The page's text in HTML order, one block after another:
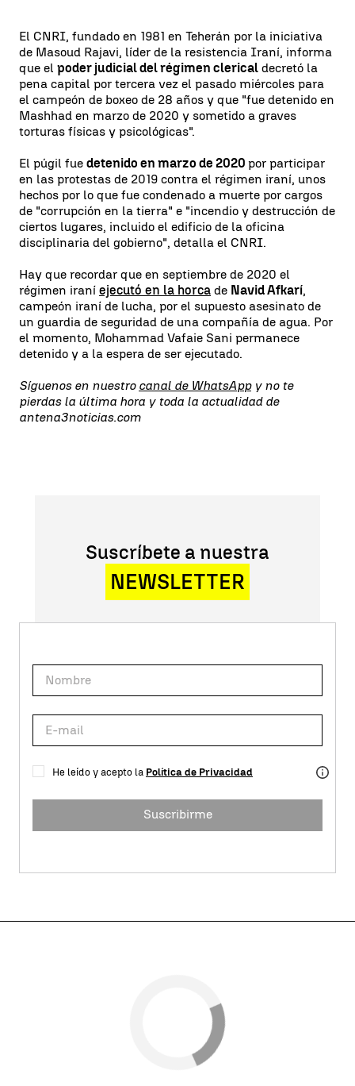
El CNRI, fundado en 1981 en Teherán por la iniciativa
de Masoud Rajavi, líder de la resistencia Iraní, informa
que el poder judicial del régimen clerical decretó la
pena capital por tercera vez el pasado miércoles para
el campeón de boxeo de 28 años y que "fue detenido en
Mashhad en marzo de 2020 y sometido a graves
torturas físicas y psicológicas".
El púgil fue detenido en marzo de 2020 por participar
en las protestas de 2019 contra el régimen iraní, unos
hechos por lo que fue condenado a muerte por cargos
de "corrupción en la tierra" e "incendio y destrucción de
ciertos lugares, incluido el edificio de la oficina
disciplinaria del gobierno", detalla el CNRI.
Hay que recordar que en septiembre de 2020 el
régimen iraní ejecutó en la horca de Navid Afkarí,
campeón iraní de lucha, por el supuesto asesinato de
un guardia de seguridad de una compañía de agua. Por
el momento, Mohammad Vafaie Sani permanece
detenido y a la espera de ser ejecutado.
Síguenos en nuestro canal de WhatsAppy no te
pierdas la última hora y toda la actualidad de
antena3noticias.com
Suscríbete a nuestra
NEWSLETTER
He leído y acepto la Política de Privacidad
Suscribirme